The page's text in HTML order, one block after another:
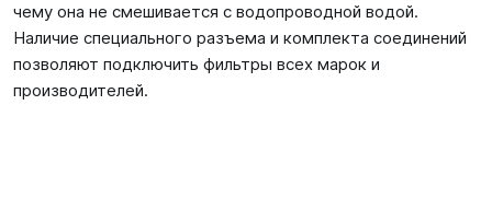
чему она не смешивается с водопроводной водой.
Наличие специального разъема и комплекта соединений
позволяют подключить фильтры всех марок и
производителей.